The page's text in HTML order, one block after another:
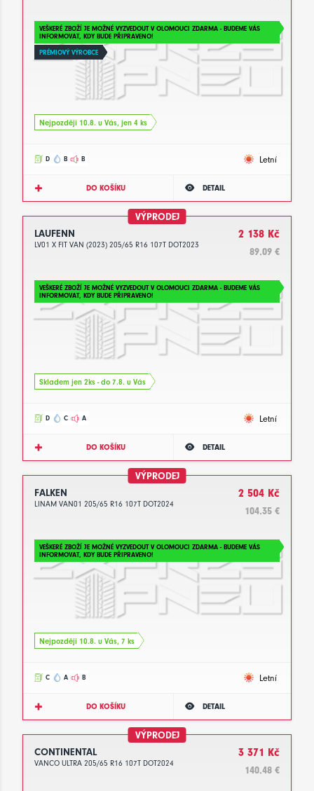
VEŠKERÉ ZBOŽÍ JE MOŽNÉ VYZVEDOUT V OLOMOUCI ZDARMA - BUDEME VÁS
INFORMOVAT, KDY BUDE PŘIPRAVENO!
PRÉMIOVÝ VÝROBCE
Nejpozději 10.8. u Vás, jen 4 ks
D B B Letní
DO KOŠÍKU DETAIL
VÝPRODEJ
LAUFENN
LV01 X FIT VAN (2023) 205/65 R16 107T DOT2023
2 138 Kč
89.09 €
VEŠKERÉ ZBOŽÍ JE MOŽNÉ VYZVEDOUT V OLOMOUCI ZDARMA - BUDEME VÁS
INFORMOVAT, KDY BUDE PŘIPRAVENO!
Skladem jen 2ks - do 7.8. u Vás
D C A Letní
DO KOŠÍKU DETAIL
VÝPRODEJ
FALKEN
LINAM VAN01 205/65 R16 107T DOT2024
2 504 Kč
104.35 €
VEŠKERÉ ZBOŽÍ JE MOŽNÉ VYZVEDOUT V OLOMOUCI ZDARMA - BUDEME VÁS
INFORMOVAT, KDY BUDE PŘIPRAVENO!
Nejpozději 10.8. u Vás, 7 ks
C A B Letní
DO KOŠÍKU DETAIL
VÝPRODEJ
CONTINENTAL
VANCO ULTRA 205/65 R16 107T DOT2024
3 371 Kč
140.48 €